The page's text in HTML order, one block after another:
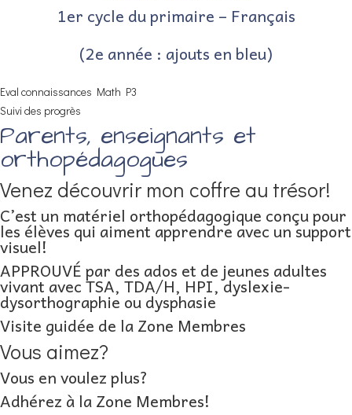
1er cycle du primaire – Français
(2e année : ajouts en bleu)
Eval connaissances Math P3
Suivi des progrès
Parents, enseignants et
orthopédagogues
Venez découvrir mon coffre au trésor!
C’est un matériel orthopédagogique conçu pour
les élèves qui aiment apprendre avec un support
visuel!
APPROUVÉ par des ados et de jeunes adultes
vivant avec TSA, TDA/H, HPI, dyslexie-
dysorthographie ou dysphasie
Visite guidée de la Zone Membres
Vous aimez?
Vous en voulez plus?
Adhérez à la Zone Membres!